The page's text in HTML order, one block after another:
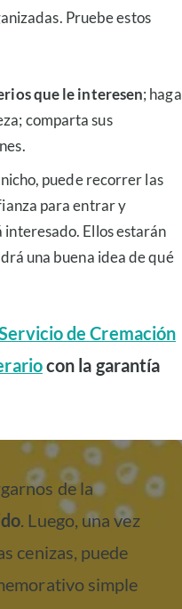
Pruebe estos
que le interesen; haga
comparta sus
puede recorrer las
para entrar y
Ellos estarán
una buena idea de qué
de Cremación
con la garantía
de la
. Luego, una vez
cenizas, puede
simple